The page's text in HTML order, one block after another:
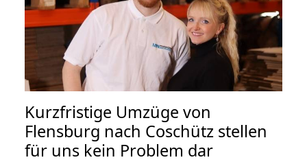
Kurzfristige Umzüge von
Flensburg nach Coschütz stellen
für uns kein Problem dar